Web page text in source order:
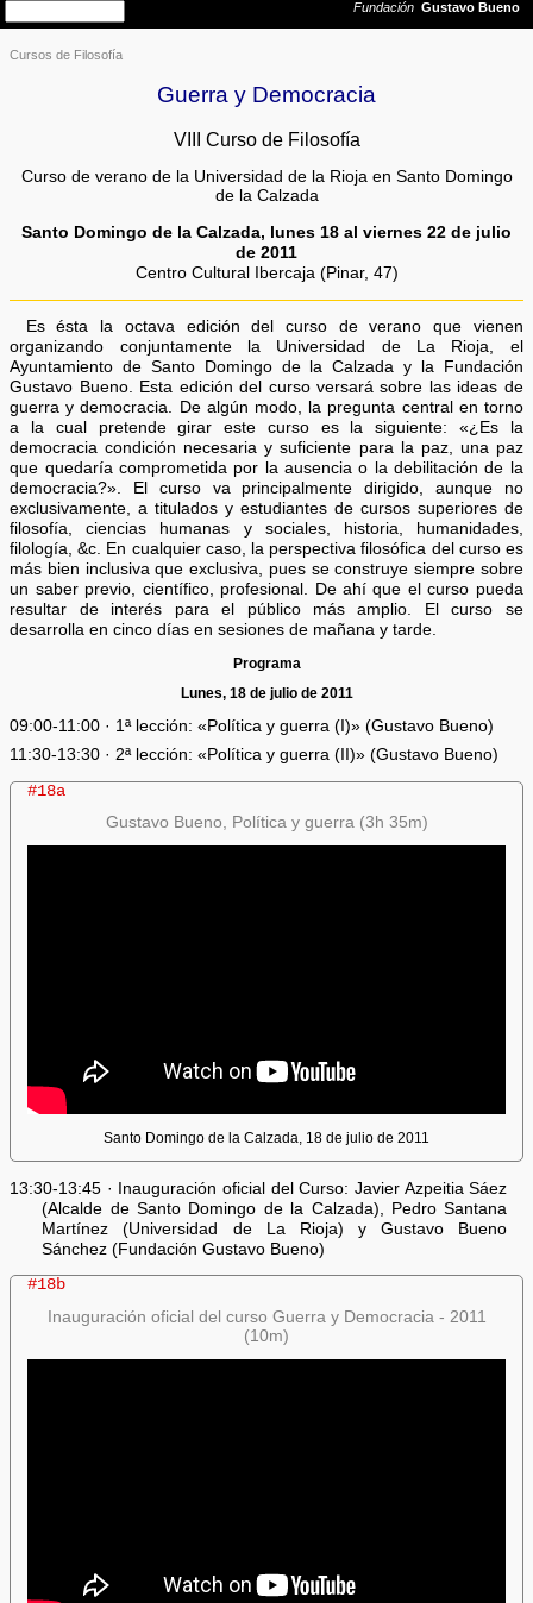
Cursos de Filosofía
Guerra y Democracia
VIII Curso de Filosofía
Curso de verano de la Universidad de la Rioja en Santo Domingo
de la Calzada
Santo Domingo de la Calzada, lunes 18 al viernes 22 de julio
de 2011
Centro Cultural Ibercaja (Pinar, 47)
Es ésta la octava edición del curso de verano que vienen
organizando conjuntamente la Universidad de La Rioja, el
Ayuntamiento de Santo Domingo de la Calzada y la Fundación
Gustavo Bueno. Esta edición del curso versará sobre las ideas de
guerra y democracia. De algún modo, la pregunta central en torno
a la cual pretende girar este curso es la siguiente: «¿Es la
democracia condición necesaria y suficiente para la paz, una paz
que quedaría comprometida por la ausencia o la debilitación de la
democracia?». El curso va principalmente dirigido, aunque no
exclusivamente, a titulados y estudiantes de cursos superiores de
filosofía, ciencias humanas y sociales, historia, humanidades,
filología, &c. En cualquier caso, la perspectiva filosófica del curso es
más bien inclusiva que exclusiva, pues se construye siempre sobre
un saber previo, científico, profesional. De ahí que el curso pueda
resultar de interés para el público más amplio. El curso se
desarrolla en cinco días en sesiones de mañana y tarde.
Programa
Lunes, 18 de julio de 2011
09:00-11:00 · 1ª lección: «Política y guerra (I)» (Gustavo Bueno)
11:30-13:30 · 2ª lección: «Política y guerra (II)» (Gustavo Bueno)
#18a
Gustavo Bueno, Política y guerra (3h 35m)
Santo Domingo de la Calzada, 18 de julio de 2011
13:30-13:45 · Inauguración oficial del Curso: Javier Azpeitia Sáez
(Alcalde de Santo Domingo de la Calzada), Pedro Santana
Martínez (Universidad de La Rioja) y Gustavo Bueno
Sánchez (Fundación Gustavo Bueno)
#18b
Inauguración oficial del curso Guerra y Democracia - 2011
(10m)